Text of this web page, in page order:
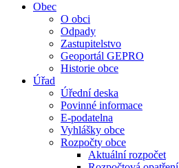
Obec
O obci
Odpady
Zastupitelstvo
Geoportál GEPRO
Historie obce
Úřad
Úřední deska
Povinné informace
E-podatelna
Vyhlášky obce
Rozpočty obce
Aktuální rozpočet